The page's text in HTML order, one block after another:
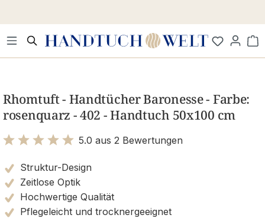
Rhomtuft - Handtücher Baronesse - Farbe:
rosenquarz - 402 - Handtuch 50x100 cm
5.0 aus 2 Bewertungen
Struktur-Design
Zeitlose Optik
Hochwertige Qualität
Pflegeleicht und trocknergeeignet